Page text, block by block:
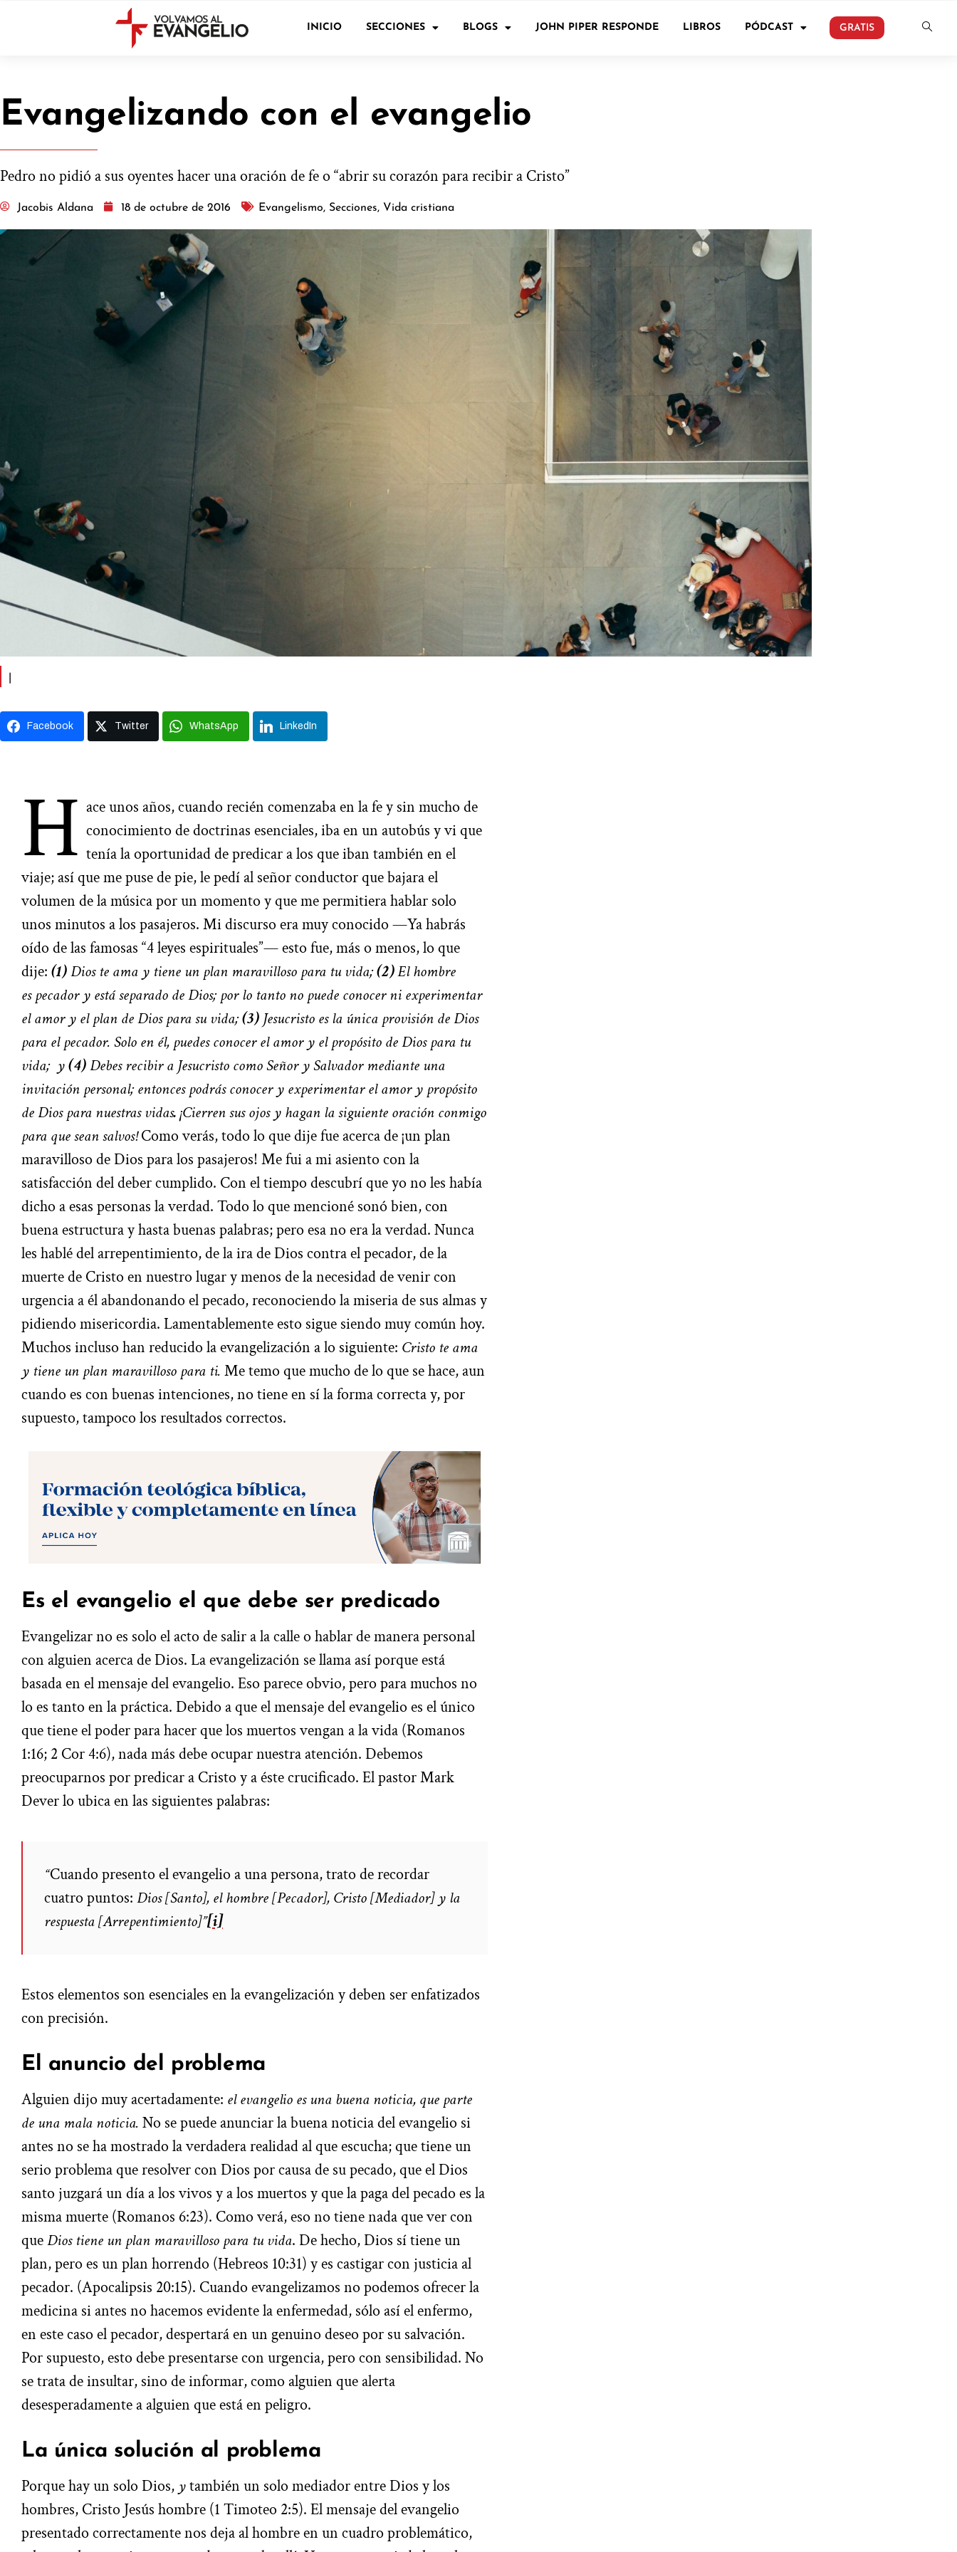
INICIO SECCIONES BLOGS JOHN PIPER RESPONDE LIBROS PÓDCAST GRATIS
Evangelizando con el evangelio
Pedro no pidió a sus oyentes hacer una oración de fe o “abrir su corazón para recibir a Cristo”
Jacobis Aldana 18 de octubre de 2016 Evangelismo, Secciones, Vida cristiana
Facebook Twitter WhatsApp LinkedIn
H ace unos años, cuando recién comenzaba en la fe y sin mucho de
conocimiento de doctrinas esenciales, iba en un autobús y vi que
tenía la oportunidad de predicar a los que iban también en el
viaje; así que me puse de pie, le pedí al señor conductor que bajara el
volumen de la música por un momento y que me permitiera hablar solo
unos minutos a los pasajeros. Mi discurso era muy conocido —Ya habrás
oído de las famosas “4 leyes espirituales”— esto fue, más o menos, lo que
dije: (1)Dios te ama y tiene un plan maravilloso para tu vida;(2)El hombre
es pecador y está separado de Dios; por lo tanto no puede conocer ni experimentar
el amor y el plan de Dios para su vida;(3) Jesucristo es la única provisión de Dios
para el pecador. Solo en él, puedes conocer el amor y el propósito de Dios para tu
vida; y(4)Debes recibir a Jesucristo como Señor y Salvador mediante una
invitación personal; entonces podrás conocer y experimentar el amor y propósito
de Dios para nuestras vidas.¡Cierren sus ojos y hagan la siguiente oración conmigo
para que sean salvos!Como verás, todo lo que dije fue acerca de ¡un plan
maravilloso de Dios para los pasajeros! Me fui a mi asiento con la
satisfacción del deber cumplido. Con el tiempo descubrí que yo no les había
dicho a esas personas la verdad. Todo lo que mencioné sonó bien, con
buena estructura y hasta buenas palabras; pero esa no era la verdad. Nunca
les hablé del arrepentimiento, de la ira de Dios contra el pecador, de la
muerte de Cristo en nuestro lugar y menos de la necesidad de venir con
urgencia a él abandonando el pecado, reconociendo la miseria de sus almas y
pidiendo misericordia. Lamentablemente esto sigue siendo muy común hoy.
Muchos incluso han reducido la evangelización a lo siguiente: Cristo te ama
y tiene un plan maravilloso para ti. Me temo que mucho de lo que se hace, aun
cuando es con buenas intenciones, no tiene en sí la forma correcta y, por
supuesto, tampoco los resultados correctos.
Es el evangelio el que debe ser predicado
Evangelizar no es solo el acto de salir a la calle o hablar de manera personal
con alguien acerca de Dios. La evangelización se llama así porque está
basada en el mensaje del evangelio. Eso parece obvio, pero para muchos no
lo es tanto en la práctica. Debido a que el mensaje del evangelio es el único
que tiene el poder para hacer que los muertos vengan a la vida (Romanos
1:16; 2 Cor 4:6), nada más debe ocupar nuestra atención. Debemos
preocuparnos por predicar a Cristo y a éste crucificado. El pastor Mark
Dever lo ubica en las siguientes palabras:
“Cuando presento el evangelio a una persona, trato de recor­dar
cuatro puntos: Dios [Santo], el hombre [Pecador], Cristo [Mediador] y la
respuesta [Arrepentimiento]”[i]
Estos elementos son esenciales en la evangelización y deben ser enfatizados
con precisión.
El anuncio del problema
Alguien dijo muy acertadamente: el evangelio es una buena noticia, que parte
de una mala noticia. No se puede anunciar la buena noticia del evangelio si
antes no se ha mostrado la verdadera realidad al que escucha; que tiene un
serio problema que resolver con Dios por causa de su pecado, que el Dios
santo juzgará un día a los vivos y a los muertos y que la paga del pecado es la
misma muerte (Romanos 6:23). Como verá, eso no tiene nada que ver con
queDios tiene un plan maravilloso para tu vida. De hecho, Dios sí tiene un
plan, pero es un plan horrendo (Hebreos 10:31) y es castigar con justicia al
pecador. (Apocalipsis 20:15). Cuando evangelizamos no podemos ofrecer la
medicina si antes no hacemos evidente la enfermedad, sólo así el enfermo,
en este caso el pecador, despertará en un genuino deseo por su salvación.
Por supuesto, esto debe presentarse con urgencia, pero con sensibilidad. No
se trata de insultar, sino de informar, como alguien que alerta
desesperadamente a alguien que está en peligro.
La única solución al problema
Porque hay un solo Dios, ytambién un solo mediador entre Dios y los
hombres, Cristo Jesús hombre (1 Timoteo 2:5). El mensaje del evangelio
presentado correctamente nos deja al hombre en un cuadro problemático,